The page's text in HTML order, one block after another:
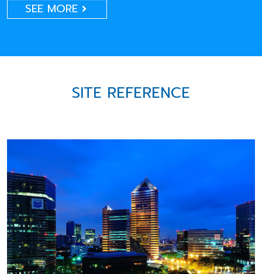
SEE MORE
SITE REFERENCE